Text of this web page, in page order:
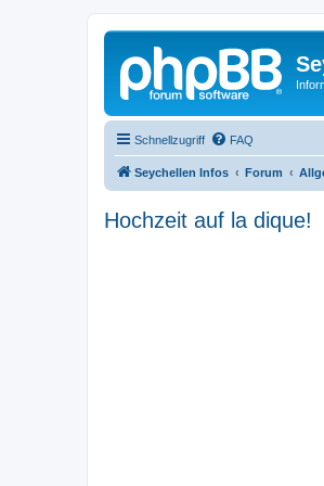
Schnellzugriff FAQ
Seychellen Infos Forum
Hochzeit auf la dique!